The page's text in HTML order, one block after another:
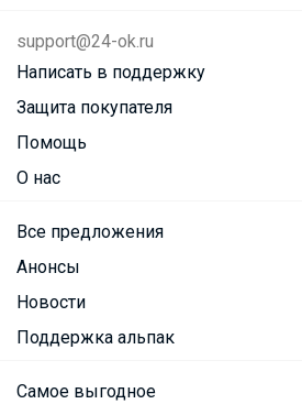
support@24-ok.ru
Написать в поддержку
Защита покупателя
Помощь
О нас
Все предложения
Анонсы
Новости
Поддержка альпак
Самое выгодное